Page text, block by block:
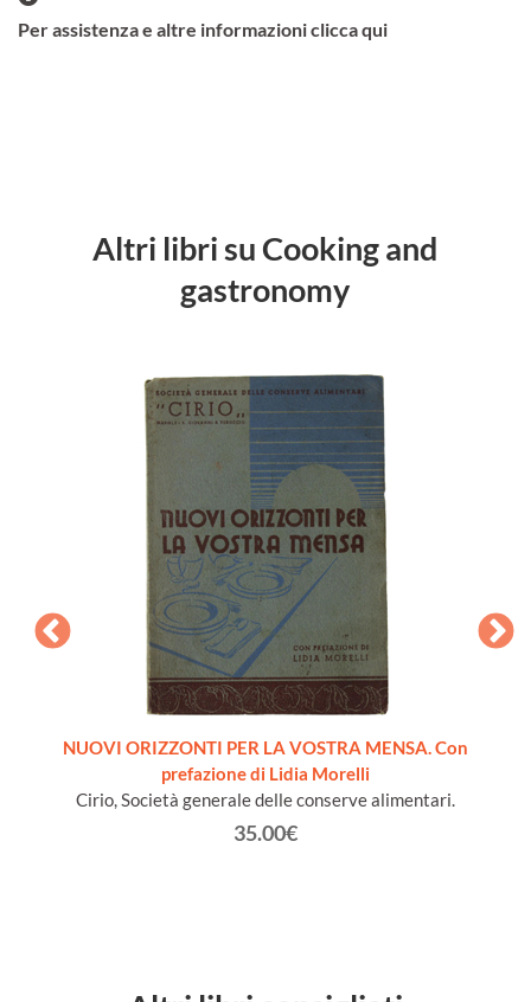
Per assistenza e altre informazioni clicca qui
Altri libri su Cooking and
gastronomy
NUOVI ORIZZONTI PER LA VOSTRA MENSA. Con
prefazione di Lidia Morelli
Cirio, Società generale delle conserve alimentari.
35.00€